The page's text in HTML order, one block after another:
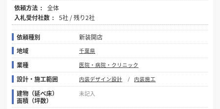
依頼方法
全体
入札受付社数
5社 / 残り2社
依頼種別
新装開店
地域
千葉県
業種 医院・病院・クリニック
設計・施工範囲 内装デザイン設計 内装施工
建物（延べ床）
面積（坪数）
未記入